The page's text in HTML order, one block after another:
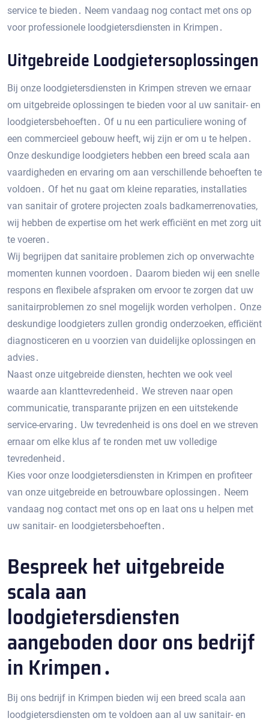
service te bieden․ Neem vandaag nog contact met ons op
voor professionele loodgietersdiensten in Krimpen․
Uitgebreide Loodgietersoplossingen
Bij onze loodgietersdiensten in Krimpen streven we ernaar
om uitgebreide oplossingen te bieden voor al uw sanitair- en
loodgietersbehoeften․ Of u nu een particuliere woning of
een commercieel gebouw heeft, wij zijn er om u te helpen․
Onze deskundige loodgieters hebben een breed scala aan
vaardigheden en ervaring om aan verschillende behoeften te
voldoen․ Of het nu gaat om kleine reparaties, installaties
van sanitair of grotere projecten zoals badkamerrenovaties,
wij hebben de expertise om het werk efficiënt en met zorg uit
te voeren․
Wij begrijpen dat sanitaire problemen zich op onverwachte
momenten kunnen voordoen․ Daarom bieden wij een snelle
respons en flexibele afspraken om ervoor te zorgen dat uw
sanitairproblemen zo snel mogelijk worden verholpen․ Onze
deskundige loodgieters zullen grondig onderzoeken, efficiënt
diagnosticeren en u voorzien van duidelijke oplossingen en
advies․
Naast onze uitgebreide diensten, hechten we ook veel
waarde aan klanttevredenheid․ We streven naar open
communicatie, transparante prijzen en een uitstekende
service-ervaring․ Uw tevredenheid is ons doel en we streven
ernaar om elke klus af te ronden met uw volledige
tevredenheid․
Kies voor onze loodgietersdiensten in Krimpen en profiteer
van onze uitgebreide en betrouwbare oplossingen․ Neem
vandaag nog contact met ons op en laat ons u helpen met
uw sanitair- en loodgietersbehoeften․
Bespreek het uitgebreide
scala aan
loodgietersdiensten
aangeboden door ons bedrijf
in Krimpen․
Bij ons bedrijf in Krimpen bieden wij een breed scala aan
loodgietersdiensten om te voldoen aan al uw sanitair- en